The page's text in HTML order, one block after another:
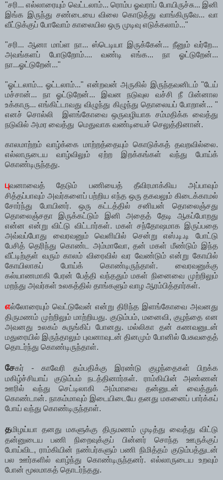
"சரி... எல்லாரையும் வெட்டலாம்... ரொம்ப ஓவராப் போயிருச்சு... இனி
இங்க இருந்து சண்டையை விலை கொடுத்து வாங்கிருவே... வா
வீட்டுக்குப் போவோம் காலையில ஒரு முடிவு எடுக்கலாம்..."
"சரி... ஆனா மாப்ள நா... ஸ்டெடியா இருக்கேன்... நீனும் வர்றே...
அவங்களப் போடுறோம்.... வண்டி எங்க... நா ஓட்டுறேன்...
நா...ஓட்டுறேன்..."
"ஓட்டலாம்... ஓட்டலாம்..." என்றவன் அருகில் இருந்தவனிடம் "டேய்
மச்சான்... நா ஓட்டுறேன்... இவன நடுவுல வச்சி நீ பின்னால
உக்காரு... எங்கிட்டாவது விழுந்து கிழுந்து தொலையப் போறான்... "
எனச் சொல்லி இளங்கோவை ஒருவழியாக சம்மதிக்க வைத்து
நடுவில் அமர வைத்து மெதுவாக வண்டியைச் செலுத்தினான்.
காலமாற்றம் வாழ்க்கை மாற்றத்தையும் கொடுக்கத் தவறவில்லை.
எல்லாருடைய வாழ்விலும் ஏற்ற இறக்கங்கள் வந்து போய்க்
கொண்டிருந்தது.
புவனாவைத் தேடும் பணியைத் தீவிரமாக்கிய அப்பாவும்
சித்தப்பாவும் அவர்களைப் பற்றிய எந்த ஒரு தகவலும் கிடைக்காமல்
சோர்ந்து போயினர். ஒரு கட்டத்தில் சனியன் தொலைஞ்சது
தொலைஞ்சதா இருக்கட்டும் இனி அதைத் தேடி ஆகப்போறது
என்ன என்று விட்டு விட்டார்கள். மகள் சந்தோஷமாக இருப்பதை
அவ்வப்போது வைரவனும் வெளியில் சென்று எஸ்.டி.டி போட்டு
பேசித் தெரிந்து கொண்ட அம்மாவோ, தன் மகள் மீண்டும் இந்த
வீட்டிற்குள் வரும் காலம் விரைவில் வர வேண்டும் என்று கோயில்
கோயிலாகப் போய்க் கொண்டிருந்தாள். வைரவனுக்கு
கல்யாணமாகி பேரன் பேத்தி வந்ததும் மகள் நினைவை முற்றிலும்
மறந்து அவர்கள் உலகத்தில் தாங்களும் வாழ ஆரம்பித்தார்கள்.
எல்லோரையும் வெட்டுவேன் என்று திரிந்த இளங்கோவை அவனது
திருமணம் முற்றிலும் மாற்றியது. குடும்பம், மனைவி, குழந்தை என
அவனது உலகம் சுருங்கிப் போனது. மல்லிகா தன் கணவனுடன்
மதுரையில் இருந்தாலும் புவனாவுடன் தினமும் போனில் பேசுவதைத்
தொடர்ந்து கொண்டிருந்தாள்.
சேகர் - காவேரி தம்பதிக்கு இரண்டு குழந்தைகள் பிறக்க
மகிழ்ச்சியாய் குடும்பம் நடத்தினார்கள். ராம்கியின் அண்ணன்
ஊரில் வந்து செட்டிலாகி அம்மாவை தன்னுடன் வைத்துக்
கொண்டான். நாகம்மாவும் இடையிடையே தனது மகனைப் பார்க்கப்
போய் வந்து கொண்டிருந்தாள்.
தமிழய்யா தனது மகளுக்கு திருமணம் முடித்து வைத்து விட்டு
தன்னுடைய பணி நிறைவுக்குப் பின்னர் சொந்த ஊருக்குப்
போய்விட, ராம்கியின் நண்பர்களும் பணி நிமித்தம் குடும்பத்துடன்
பல ஊர்களில் வாழ்ந்து கொண்டிருந்தனர். எல்லாருடைய உறவும்
போன் மூலமாகத் தொடர்ந்தது.